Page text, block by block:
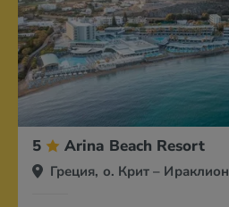
5 Arina Beach Resort
Греция, о. Крит – Ираклион